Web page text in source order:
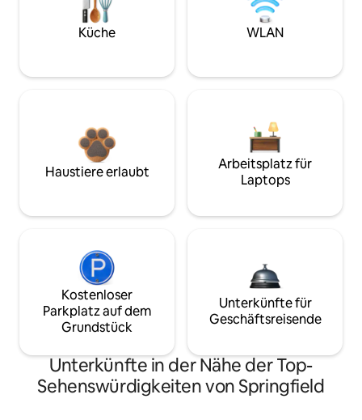
Küche WLAN
Haustiere erlaubt
Arbeitsplatz für
Laptops
Kostenloser
Parkplatz auf dem
Grundstück
Unterkünfte für
Geschäftsreisende
Unterkünfte in der Nähe der Top-
Sehenswürdigkeiten von Springfield